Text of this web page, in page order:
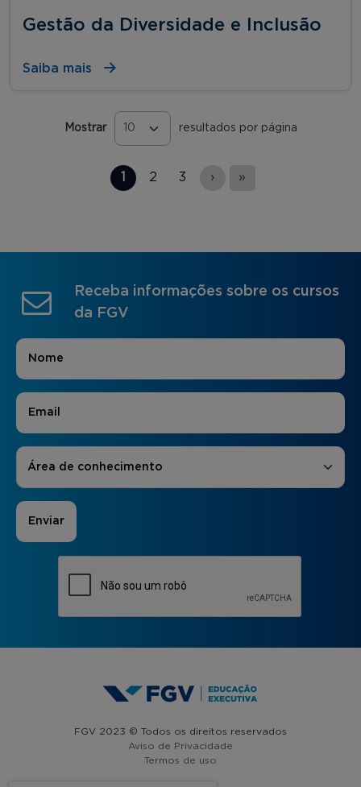
Gestão da Diversidade e Inclusão
Saiba mais
Mostrar resultados por página
1 2 3 › »
Receba informações sobre os cursos
da FGV
Nome
E-mail
Áreas de Interesse
Área de conhecimento
FGV 2023 © Todos os direitos reservados
Aviso de Privacidade
Termos de uso